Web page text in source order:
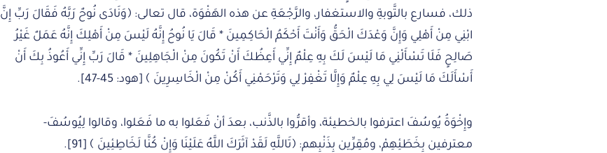
ذلك، فسارع بالتَّوبةِ والاستغفار، والرَّجْعَةِ عن هذه الهَفْوَة، قال تعالى: ﴿وَنَادَى نُوحٌ رَبَّهُ فَقَالَ رَبِّ إِنَّ
ابْنِي مِنْ أَهْلِي وَإِنَّ وَعْدَكَ الْحَقُّ وَأَنْتَ أَحْكَمُ الْحَاكِمِينَ * قَالَ يَا نُوحُ إِنَّهُ لَيْسَ مِنْ أَهْلِكَ إِنَّهُ عَمَلٌ غَيْرُ
صَالِحٍ فَلَا تَسْأَلْنِي مَا لَيْسَ لَكَ بِهِ عِلْمٌ إِنِّي أَعِظُكَ أَنْ تَكُونَ مِنْ الْجَاهِلِينَ * قَالَ رَبِّ إِنِّي أَعُوذُ بِكَ أَنْ
أَسْأَلَكَ مَا لَيْسَ لِي بِهِ عِلْمٌ وَإِلَّا تَغْفِرْ لِي وَتَرْحَمْنِي أَكُنْ مِنْ الْخَاسِرِينَ ﴾ [هود: 45-47].
وإِخْوَةُ يُوسُفَ اعترفوا بالخطيئة، وأقرُّوا بالذَّنب، بعدَ أنْ فَعَلوا به ما فَعَلوا، وقالوا لِيُوسُفَ-
معترفين بِخَطَئِهِمْ، ومُقِرِّين بِذَنْبِهم: ﴿تَاللَّهِ لَقَدْ آثَرَكَ اللَّهُ عَلَيْنَا وَإِنْ كُنَّا لَخَاطِئِينَ ﴾ [91].